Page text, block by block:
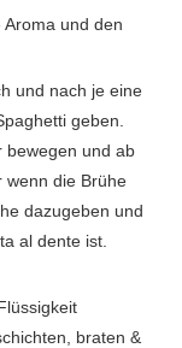
und den
geben.
bewegen und ab
wenn die Brühe
dazugeben und
al dente ist.
braten &